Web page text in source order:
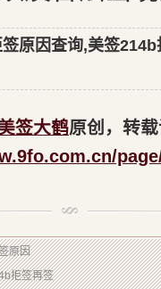
原因查询,美签214b
签大鹤原创，转
原因
拒签再签